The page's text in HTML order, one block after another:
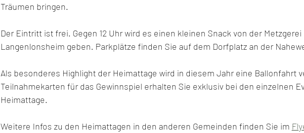
Träumen bringen.
Der Eintritt ist frei. Gegen 12 Uhr wird es einen kleinen Snack von der Metzgerei
Langenlonsheim geben. Parkplätze finden Sie auf dem Dorfplatz an der
Als besonderes Highlight der Heimattage wird in diesem Jahr eine Ballonfahrt
Teilnahmekarten für das Gewinnspiel erhalten Sie exklusiv bei den einzelnen
Heimattage.
Weitere Infos zu den Heimattagen in den anderen Gemeinden finden Sie im